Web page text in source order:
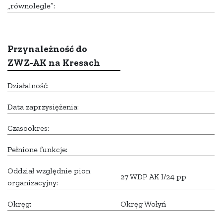
„równolegle”:
Przynależność do
ZWZ-AK na Kresach
Działalność:
Data zaprzysiężenia:
Czasookres:
Pełnione funkcje:
Oddział względnie pion
organizacyjny:
27 WDP AK I/24 pp
Okręg: Okręg Wołyń